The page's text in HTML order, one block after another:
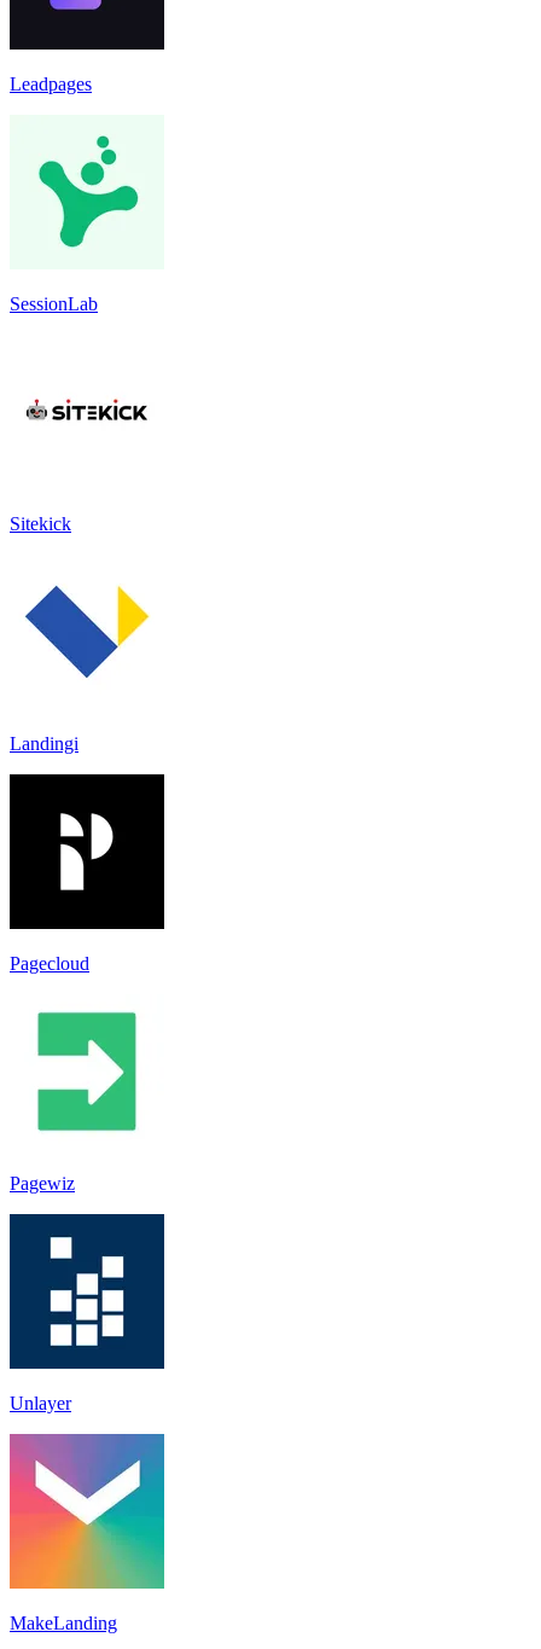
Leadpages
SessionLab
Sitekick
Landingi
Pagecloud
Pagewiz
Unlayer
MakeLanding